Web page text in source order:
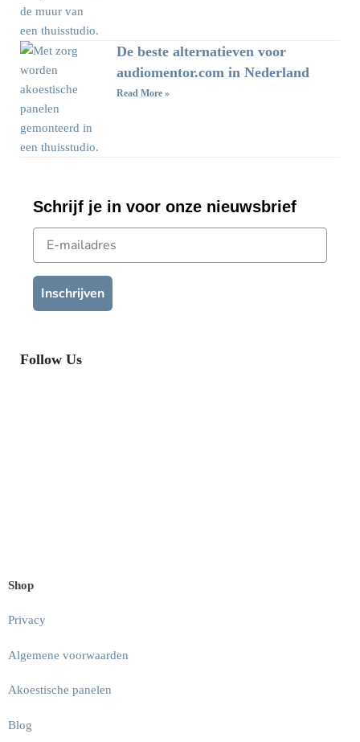
De beste alternatieven voor
audiomentor.com in Nederland
Read More »
Schrijf je in voor onze nieuwsbrief
E-mailadres
Inschrijven
Follow Us
Shop
Privacy
Algemene voorwaarden
Akoestische panelen
Blog